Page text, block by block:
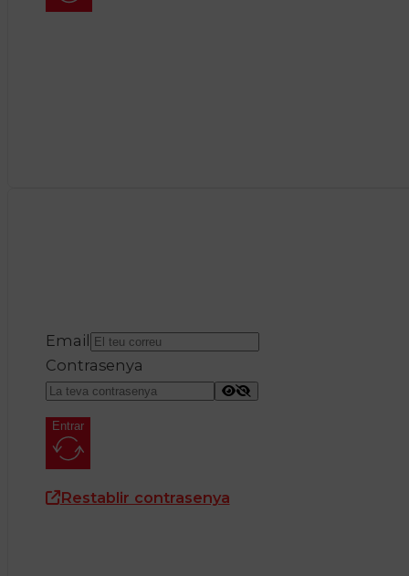
Email
Contrasenya
Entrar
Restablir contrasenya